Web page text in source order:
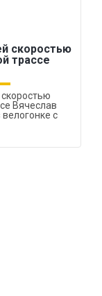
скоростью
трассе
Вячеслав
с